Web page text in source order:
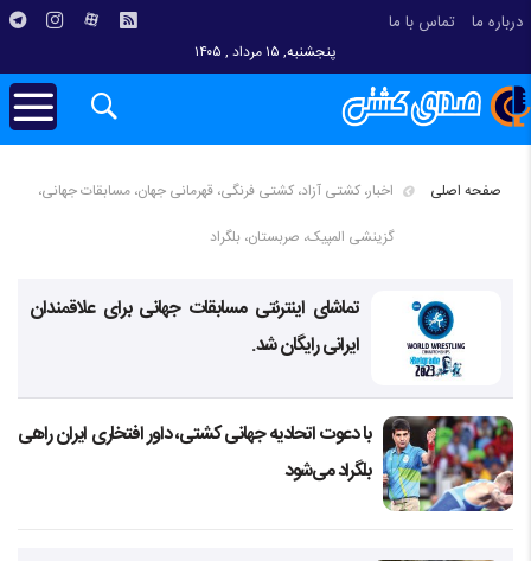
درباره ما تماس با ما
پنجشنبه, ۱۵ مرداد , ۱۴۰۵
صفحه اصلی
اخبار، کشتی آزاد، کشتی فرنگی، قهرمانی جهان، مسابقات جهانی،
گزینشی المپیک، صربستان، بلگراد
تماشای اینترنتی مسابقات جهانی برای علاقمندان
ایرانی رایگان شد.
با دعوت اتحادیه جهانی کشتی، داور افتخاری ایران راهی
بلگراد می‌شود